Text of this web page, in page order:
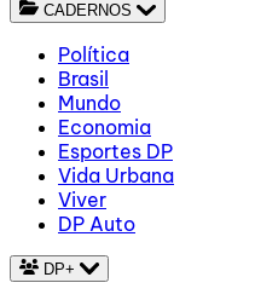
CADERNOS
Política
Brasil
Mundo
Economia
Esportes DP
Vida Urbana
Viver
DP Auto
DP+